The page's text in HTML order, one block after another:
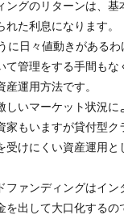
ングのリターンは、基
れた利息になります。
に日々値動きがあるわ
て管理をする手間もな
運用方法です。
しいマーケット状況に
家もいますが貸付型ク
受けにくい資産運用と
ファンディングはイ
を出して大口化するの